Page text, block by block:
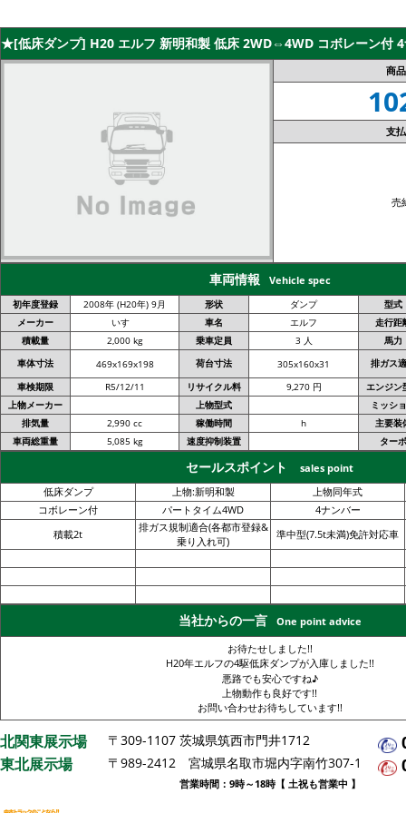
★[低床ダンプ] H20 エルフ 新明和製 低床 2WD⇔4WD コボレーン付
商
支
売
車両情報 Vehicle spec
初年度登録 2008年 (H20年) 9月 形状 ダンプ
型式
メーカー
いすゞ 車名 エルフ
走行距
積載量
2,000 kg 乗車定員 3 人
馬力
車体寸法
469x169x198 荷台寸法 305x160x31
排ガス
車検期限
R5/12/11 リサイクル料 9,270 円
エンジン
上物メーカー
上物型式
ミッシ
排気量
2,990 cc 稼働時間 h
主要装
車両総重量
5,085 kg 速度抑制装置 ターボ
セールスポイント
sales point
低床ダンプ
上物:新明和製
上物同年式
コボレーン付
パートタイム4WD
4ナンバー
積載2t
排ガス規制適合(各都市登録&
乗り入れ可)
準中型(7.5t未満)免許対応車
当社からの一言
One point advice
お待たせしました!!
H20年エルフの4駆低床ダンプが入庫しました!!
悪路でも安心ですね♪
上物動作も良好です!!
お問い合わせお待ちしています!!
北関東展示場 〒309-1107 茨城県筑西市門井1712
東北展示場 〒989-2412 宮城県名取市堀内字南竹307-1
営業時間：9時～18時【 土祝も営業中 】